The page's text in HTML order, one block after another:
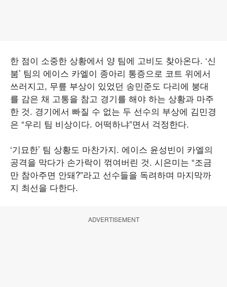
한 점이 소중한 상황에서 양 팀에 고비도 찾아온다. ‘신
붐’ 팀의 에이스 카엘이 종아리 통증으로 코트 위에서
쓰러지고, 무릎 부상이 있었던 송민준도 다리에 붕대
를 감은 채 고통을 참고 경기를 해야 하는 상황과 마주
한 것. 경기에서 빠질 수 없는 두 선수의 부상에 김민경
은 “우리 팀 비상이다. 어떡하냐”면서 걱정한다.
‘기묘한’ 팀 상황도 마찬가지. 에이스 윤성빈이 카엘의
공격을 막다가 손가락이 꺾여버린 것. 시은미는 “조금
만 참아주면 안돼?”라고 선수들을 독려하며 마지막까
지 최선을 다한다.
ADVERTISEMENT